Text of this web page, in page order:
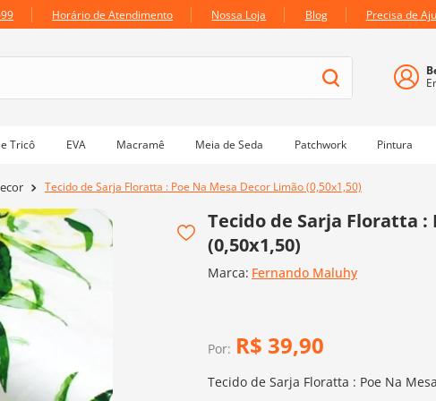
Horário de Atendimento Nossa Loja Blog Precisa de
Tricô EVA Macramê Meia de Seda Patchwork Pintura
Tecido de Sarja Floratta : Poe Na Mesa Decor Limão (0,50x1,50)
Tecido de Sarja Floratta :
(0,50x1,50)
Marca: Fernando Maluhy
Por: R$ 39,90
Tecido de Sarja Floratta : Poe Na